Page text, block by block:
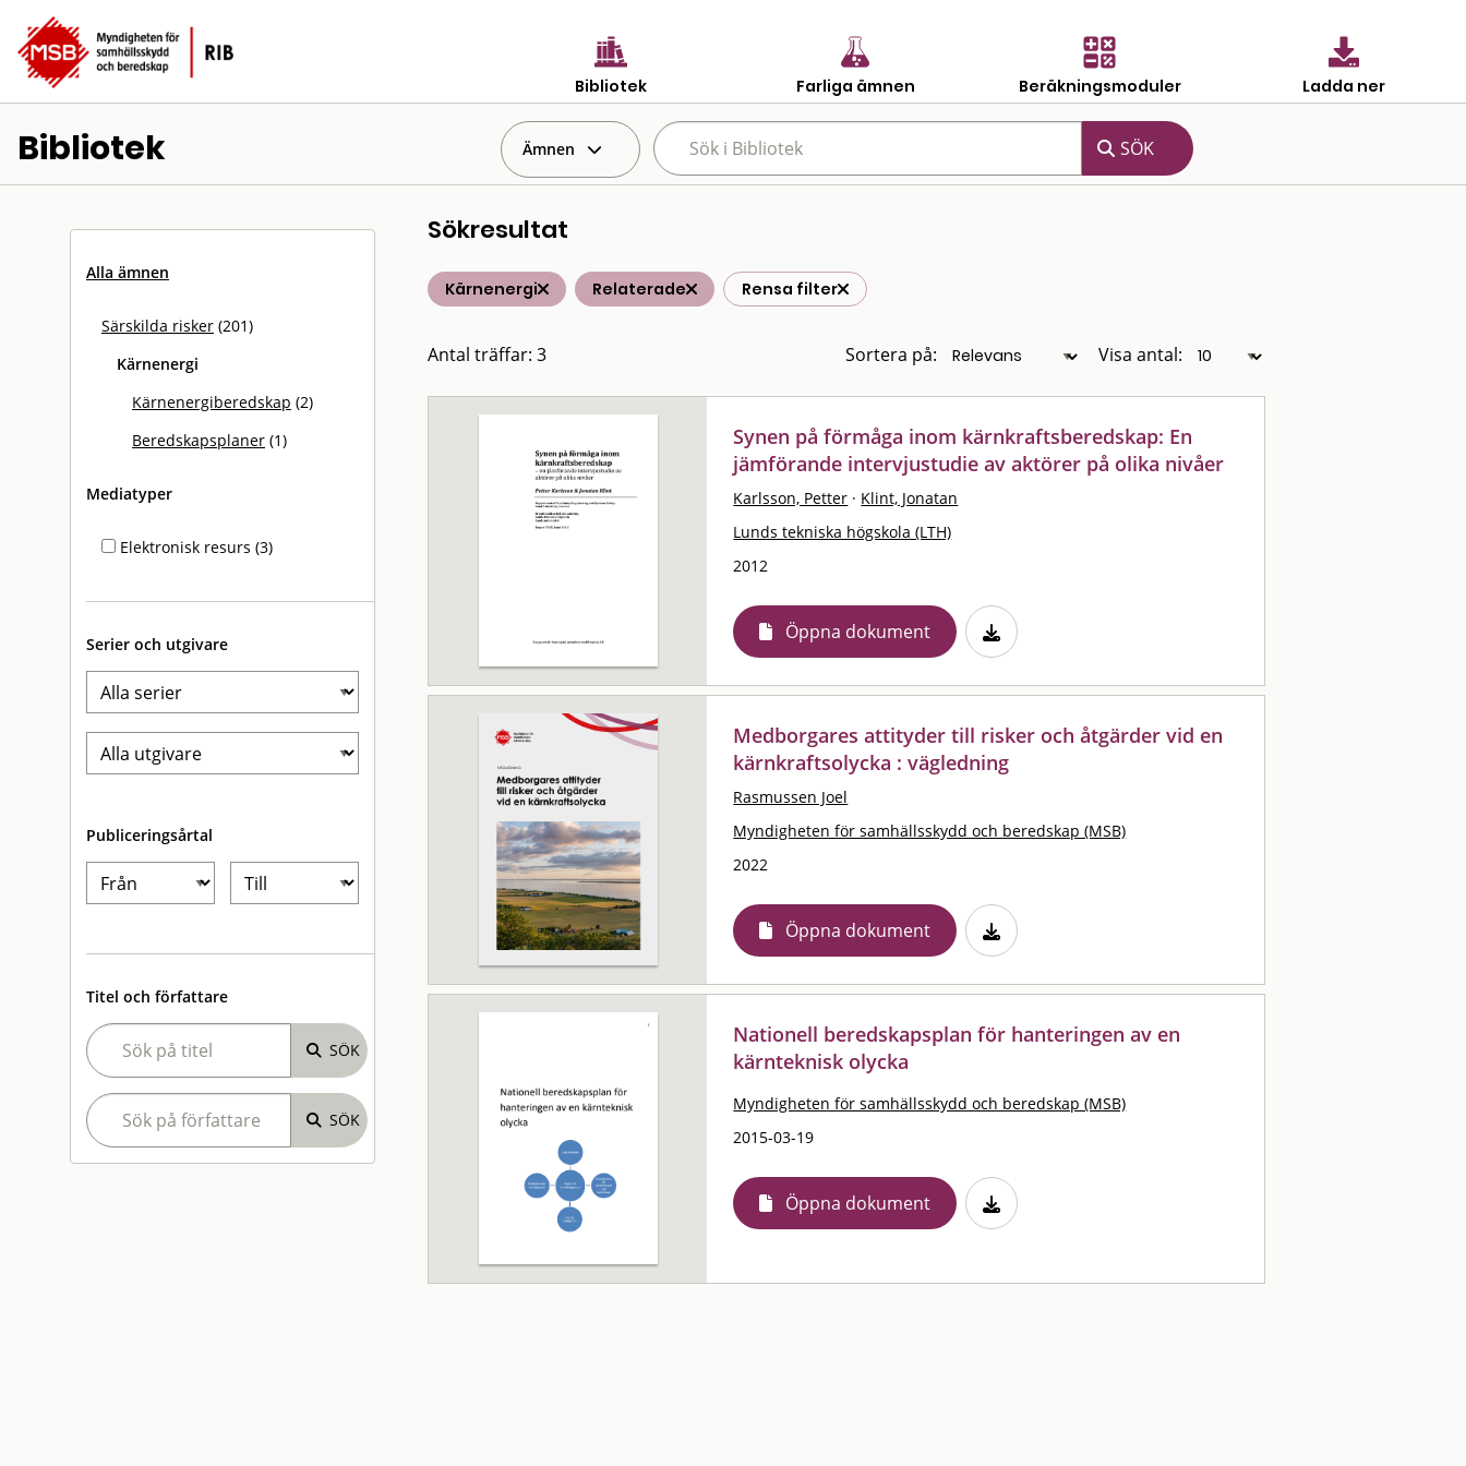
Bibliotek Farliga ämnen Beräkningsmoduler Ladda ner
Bibliotek Ämnen
Alla ämnen
Särskilda risker (201)
Kärnenergi
Kärnenergiberedskap (2)
Beredskapsplaner (1)
Mediatyper
Elektronisk resurs (3)
Serier och utgivare
Publiceringsårtal
Titel och författare
Sökresultat
Kärnenergi Relaterade Rensa filter
Antal träffar: 3 Sortera på: Visa antal:
Synen på förmåga inom kärnkraftsberedskap: En
jämförande intervjustudie av aktörer på olika nivåer
Karlsson, Petter · Klint, Jonatan
Lunds tekniska högskola (LTH)
2012
Öppna dokument
Medborgares attityder till risker och åtgärder vid en
kärnkraftsolycka : vägledning
Rasmussen Joel
Myndigheten för samhällsskydd och beredskap (MSB)
2022
Öppna dokument
Nationell beredskapsplan för hanteringen av en
kärnteknisk olycka
Myndigheten för samhällsskydd och beredskap (MSB)
2015-03-19
Öppna dokument